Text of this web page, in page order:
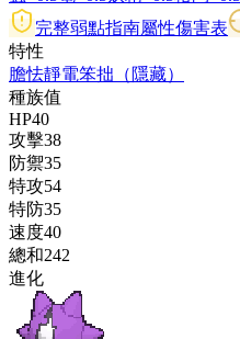
完整弱點指南屬性傷害表
特性
膽怯靜電笨拙 （隱藏）
種族值
HP40
攻擊38
防禦35
特攻54
特防35
速度40
總和242
進化